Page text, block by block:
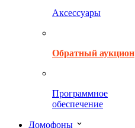
Аксессуары
Обратный аукцион
Программное
обеспечение
Домофоны